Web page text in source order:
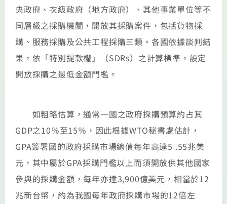
央政府、次級政府（地方政府）、其他事業單位等不
同層級之採購機關，開放其採購案件，包括貨物採
購、服務採購及公共工程採購三類。各國依據談判結
果，依「特別提款權」（SDRs）之計算標準，設定
開放採購之最低金額門檻。
如粗略估算，通常一國之政府採購預算約占其
GDP之10％至15％，因此根據WTO秘書處估計，
GPA簽署國的政府採購市場總值每年高達5 .55兆美
元，其中屬於GPA採購門檻以上而須開放供其他國家
參與的採購金額，每年亦達3,900億美元，相當於12
兆新台幣，約為我國每年政府採購市場的12倍左